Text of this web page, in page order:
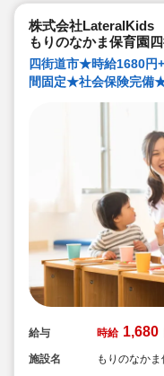
株式会社LateralKids
もりのなかま保育園
四街道市★時給1680
間固定★社会保険完備
給与 時給 1,680
施設名
もりのなか